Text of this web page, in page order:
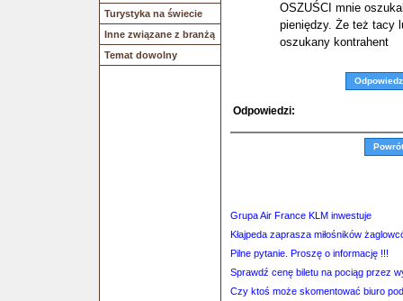
Turystyka na świecie
Inne związane z branżą
Temat dowolny
OSZUŚCI mnie
pieniędzy. Że też tacy
oszukany kontrahent
Odpowiedz
Odpowiedzi:
Grupa Air France KLM inwestuje
Kłajpeda zaprasza miłośników
Pilne pytanie. Proszę o informację !!!
Sprawdź cenę biletu na pociąg przez
Czy ktoś może skomentować biuro